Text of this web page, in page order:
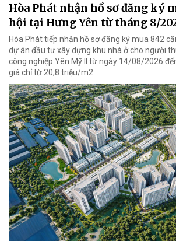
Hòa Phát nhận hồ sơ đăng ký
hội tại Hưng Yên từ tháng 8/
Hòa Phát tiếp nhận hồ sơ đăng ký mua 842
dự án đầu tư xây dựng khu nhà ở cho người
công nghiệp Yên Mỹ II từ ngày 14/08/2026
giá chỉ từ 20,8 triệu/m2.